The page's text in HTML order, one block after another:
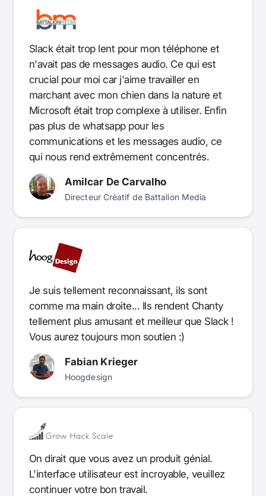
Slack était trop lent pour mon téléphone et
n'avait pas de messages audio. Ce qui est
crucial pour moi car j'aime travailler en
marchant avec mon chien dans la nature et
Microsoft était trop complexe à utiliser. Enfin
pas plus de whatsapp pour les
communications et les messages audio, ce
qui nous rend extrêmement concentrés.
Amilcar De Carvalho
Directeur Créatif de Battalion Media
Je suis tellement reconnaissant, ils sont
comme ma main droite... Ils rendent Chanty
tellement plus amusant et meilleur que Slack !
Vous aurez toujours mon soutien :)
Fabian Krieger
Hoogdesign
On dirait que vous avez un produit génial.
L'interface utilisateur est incroyable, veuillez
continuer votre bon travail.